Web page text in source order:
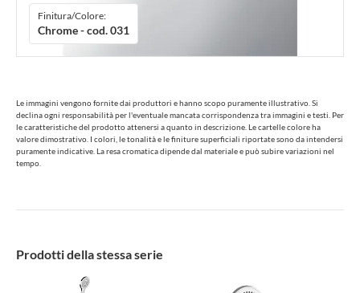
Finitura/Colore:
Chrome - cod. 031
Le immagini vengono fornite dai produttori e hanno scopo puramente illustrativo. Si
declina ogni responsabilità per l'eventuale mancata corrispondenza tra immagini e testi. Per
le caratteristiche del prodotto attenersi a quanto in descrizione. Le cartelle colore ha
valore dimostrativo. I colori, le tonalità e le finiture superficiali riportate sono da intendersi
puramente indicative. La resa cromatica dipende dal materiale e può subire variazioni nel
tempo.
Prodotti della stessa serie